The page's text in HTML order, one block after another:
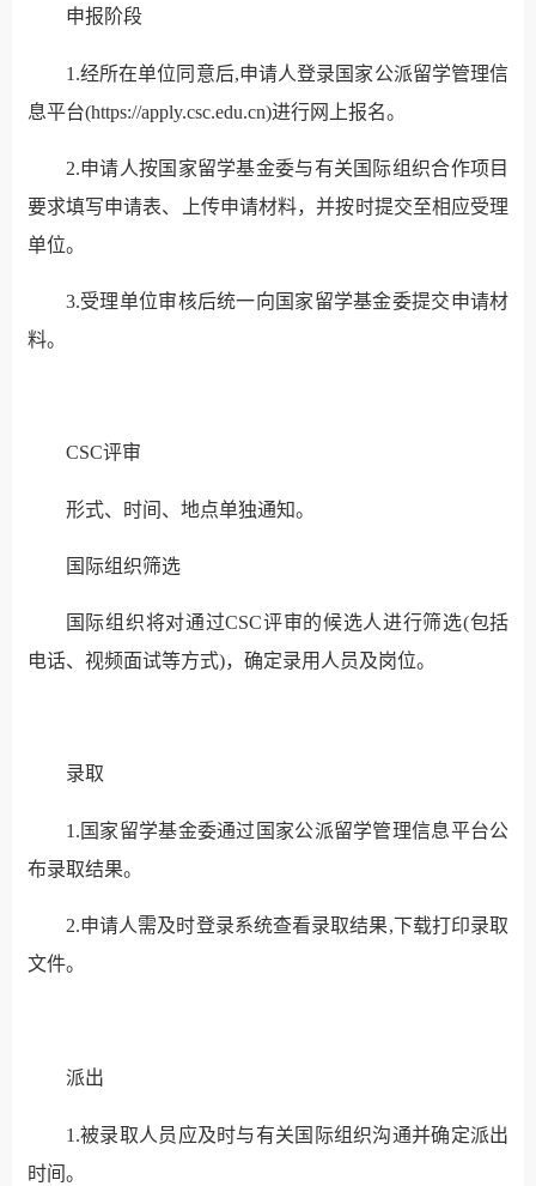
申报阶段
1.经所在单位同意后,申请人登录国家公派留学管理信
息平台(https://apply.csc.edu.cn)进行网上报名。
2.申请人按国家留学基金委与有关国际组织合作项目
要求填写申请表、上传申请材料，并按时提交至相应受理
单位。
3.受理单位审核后统一向国家留学基金委提交申请材
料。
CSC评审
形式、时间、地点单独通知。
国际组织筛选
国际组织将对通过CSC评审的候选人进行筛选(包括
电话、 视频面试等方式)，确定录用人员及岗位。
录取
1.国家留学基金委通过国家公派留学管理信息平台公
布录取结果。
2.申请人需及时登录系统查看录取结果,下载打印录取
文件。
派出
1.被录取人员应及时与有关国际组织沟通并确定派出
时间。